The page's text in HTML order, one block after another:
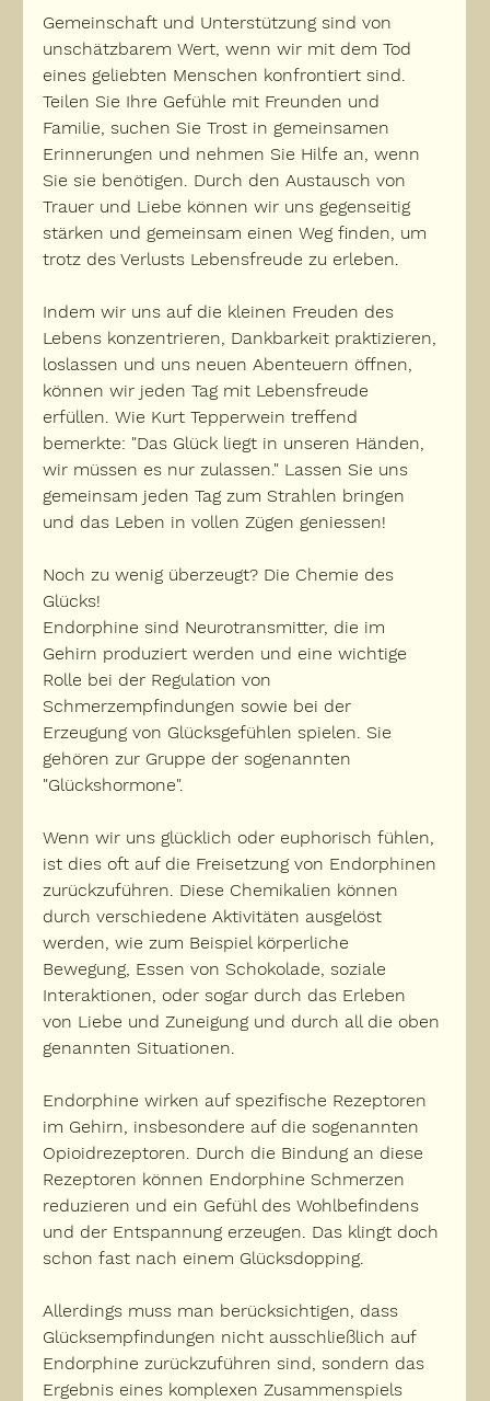
Gemeinschaft und Unterstützung sind von
unschätzbarem Wert, wenn wir mit dem Tod
eines geliebten Menschen konfrontiert sind.
Teilen Sie Ihre Gefühle mit Freunden und
Familie, suchen Sie Trost in gemeinsamen
Erinnerungen und nehmen Sie Hilfe an, wenn
Sie sie benötigen. Durch den Austausch von
Trauer und Liebe können wir uns gegenseitig
stärken und gemeinsam einen Weg finden, um
trotz des Verlusts Lebensfreude zu erleben.
Indem wir uns auf die kleinen Freuden des
Lebens konzentrieren, Dankbarkeit praktizieren,
loslassen und uns neuen Abenteuern öffnen,
können wir jeden Tag mit Lebensfreude
erfüllen. Wie Kurt Tepperwein treffend
bemerkte: "Das Glück liegt in unseren Händen,
wir müssen es nur zulassen." Lassen Sie uns
gemeinsam jeden Tag zum Strahlen bringen
und das Leben in vollen Zügen geniessen!
Noch zu wenig überzeugt? Die Chemie des
Glücks!
Endorphine sind Neurotransmitter, die im
Gehirn produziert werden und eine wichtige
Rolle bei der Regulation von
Schmerzempfindungen sowie bei der
Erzeugung von Glücksgefühlen spielen. Sie
gehören zur Gruppe der sogenannten
"Glückshormone".
Wenn wir uns glücklich oder euphorisch fühlen,
ist dies oft auf die Freisetzung von Endorphinen
zurückzuführen. Diese Chemikalien können
durch verschiedene Aktivitäten ausgelöst
werden, wie zum Beispiel körperliche
Bewegung, Essen von Schokolade, soziale
Interaktionen, oder sogar durch das Erleben
von Liebe und Zuneigung und durch all die oben
genannten Situationen.
Endorphine wirken auf spezifische Rezeptoren
im Gehirn, insbesondere auf die sogenannten
Opioidrezeptoren. Durch die Bindung an diese
Rezeptoren können Endorphine Schmerzen
reduzieren und ein Gefühl des Wohlbefindens
und der Entspannung erzeugen. Das klingt doch
schon fast nach einem Glücksdopping.
Allerdings muss man berücksichtigen, dass
Glücksempfindungen nicht ausschließlich auf
Endorphine zurückzuführen sind, sondern das
Ergebnis eines komplexen Zusammenspiels